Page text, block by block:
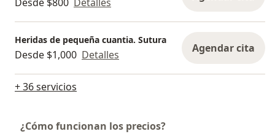
Heridas de pequeña cuantia. Sutura
Desde $1,000 Detalles Agendar cita
+ 36 servicios
¿Cómo funcionan los precios?